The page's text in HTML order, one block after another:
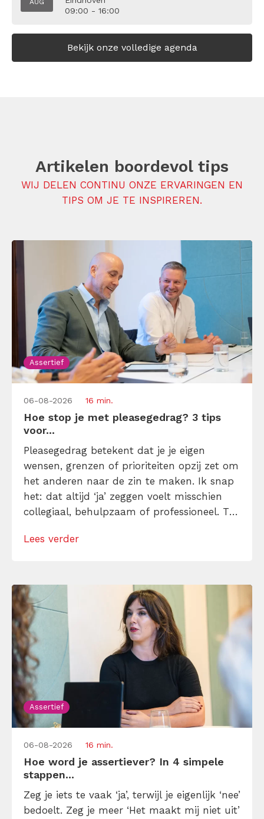
AUG
09:00 - 16:00
Bekijk onze volledige agenda
Artikelen boordevol tips
WIJ DELEN CONTINU ONZE ERVARINGEN EN
TIPS OM JE TE INSPIREREN.
Assertief
06-08-2026 16 min.
Hoe stop je met pleasegedrag? 3 tips
voor...
Pleasegedrag betekent dat je je eigen
wensen, grenzen of prioriteiten opzij zet om
het anderen naar de zin te maken. Ik snap
het: dat altijd ‘ja’ zeggen voelt misschien
collegiaal, behulpzaam of professioneel. Tot
andermans prioriteiten en je eigen werk
[…]
Lees verder
Assertief
06-08-2026 16 min.
Hoe word je assertiever? In 4 simpele
stappen...
Zeg je iets te vaak ‘ja’, terwijl je eigenlijk ‘nee’
bedoelt. Zeg je meer ‘Het maakt mij niet uit’